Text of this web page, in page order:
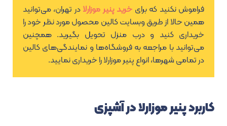
فراموش نکنید که برای خرید پنیر موزارلا در تهران، می‌توانید
همین حالا از طریق وبسایت کالین محصول مورد نظر خود را
خریداری کنید و درب منزل تحویل بگیرید. همچنین
می‌توانید با مراجعه به فروشگاه‌ها و نمایندگی‌های کالین
در تمامی شهرها، انواع پنیر موزارلا را خریداری نمایید.
کاربرد پنیر موزارلا در آشپزی